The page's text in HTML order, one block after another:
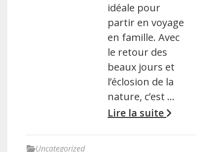
idéale pour
partir en voyage
en famille. Avec
le retour des
beaux jours et
l’éclosion de la
nature, c’est …
Lire la suite
Uncategorized